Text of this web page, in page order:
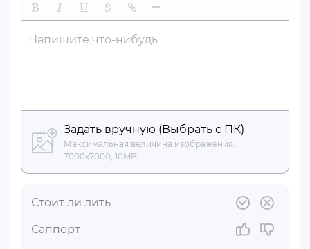
Стоит ли лить
Саппорт
Напишите что-нибудь
Задать вручную (Выбрать с ПК)
Максимальная величина изображения:
7000x7000, 10MB